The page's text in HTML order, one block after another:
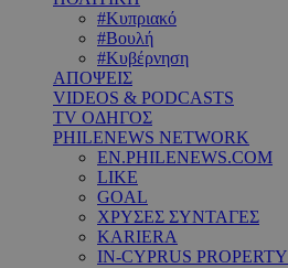
#Κυπριακό
#Βουλή
#Κυβέρνηση
ΑΠΟΨΕΙΣ
VIDEOS & PODCASTS
TV ΟΔΗΓΟΣ
PHILENEWS NETWORK
EN.PHILENEWS.COM
LIKE
GOAL
ΧΡΥΣΕΣ ΣΥΝΤΑΓΕΣ
KARIERA
IN-CYPRUS PROPERTY